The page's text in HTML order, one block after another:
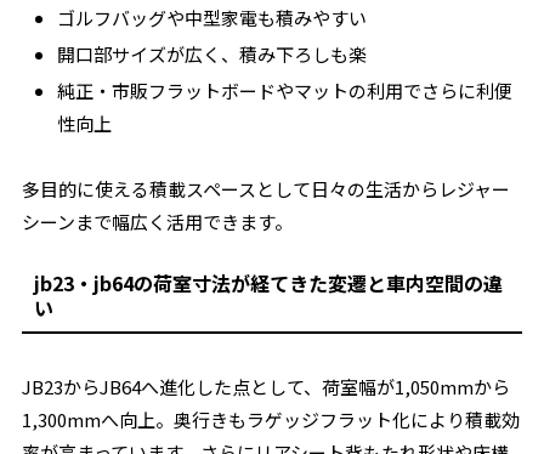
ゴルフバッグや中型家電も積みやすい
開口部サイズが広く、積み下ろしも楽
純正・市販フラットボードやマットの利用でさらに利便
性向上
多目的に使える積載スペースとして日々の生活からレジャー
シーンまで幅広く活用できます。
jb23・jb64の荷室寸法が経てきた変遷と車内空間の違
い
JB23からJB64へ進化した点として、荷室幅が1,050mmから
1,300mmへ向上。奥行きもラゲッジフラット化により積載効